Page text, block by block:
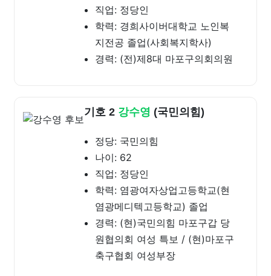
직업: 정당인
학력: 경희사이버대학교 노인복
지전공 졸업(사회복지학사)
경력: (전)제8대 마포구의회의원
기호 2 강수영 (국민의힘)
정당: 국민의힘
나이: 62
직업: 정당인
학력: 염광여자상업고등학교(현
염광메디텍고등학교) 졸업
경력: (현)국민의힘 마포구갑 당
원협의회 여성 특보 / (현)마포구
축구협회 여성부장